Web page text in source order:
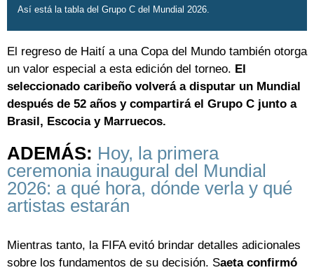
Así está la tabla del Grupo C del Mundial 2026.
El regreso de Haití a una Copa del Mundo también otorga
un valor especial a esta edición del torneo. El
seleccionado caribeño volverá a disputar un Mundial
después de 52 años y compartirá el Grupo C junto a
Brasil, Escocia y Marruecos.
ADEMÁS: Hoy, la primera
ceremonia inaugural del Mundial
2026: a qué hora, dónde verla y qué
artistas estarán
Mientras tanto, la FIFA evitó brindar detalles adicionales
sobre los fundamentos de su decisión. Saeta confirmó